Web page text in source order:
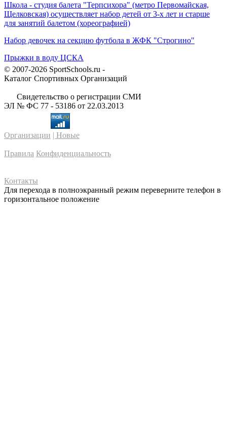
Школа - студия балета "Терпсихора" (метро Первомайская,
Щелковская) осуществляет набор детей от 3-х лет и старше
для занятий балетом (хореографией)
Набор девочек на секцию футбола в ЖФК "Строгино"
Прыжки в воду ЦСКА
© 2007-2026 SportSchools.ru -
Каталог Спортивных Организаций
Свидетельство о регистрации СМИ
ЭЛ № ФС 77 - 53186 от 22.03.2013
Организации | Новые
Правила Конфиденциальность
Контакты
Для перехода в полноэкранный режим переверните телефон в
горизонтальное положение